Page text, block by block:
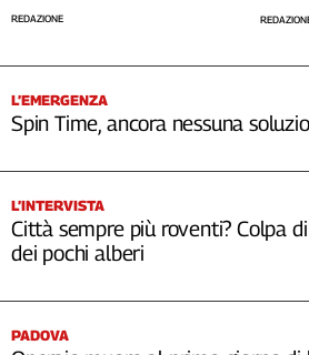
REDAZIONE
L’EMERGENZA
Spin Time, ancora nessuna
L’INTERVISTA
Città sempre più roventi? Colpa
dei pochi alberi
PADOVA